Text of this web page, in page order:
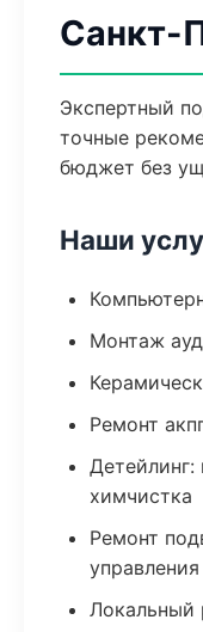
Санкт-
Экспертный
точные
бюджет без
Наши
Монтаж
Ремонт
Детейлинг:
химчистка
Ремонт
управления
Локальный